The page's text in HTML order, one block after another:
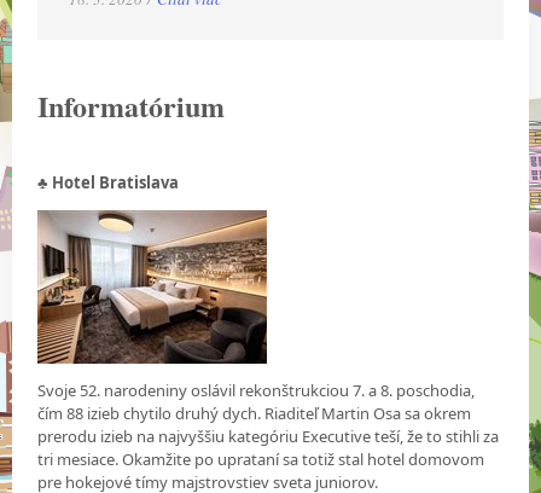
Informatórium
♣ Hotel Bratislava
Svoje 52. narodeniny oslávil rekonštrukciou 7. a 8. poschodia,
čím 88 izieb chytilo druhý dych. Riaditeľ Martin Osa sa okrem
prerodu izieb na najvyššiu kategóriu Executive teší, že to stihli za
tri mesiace. Okamžite po uprataní sa totiž stal hotel domovom
pre hokejové tímy majstrovstiev sveta juniorov.